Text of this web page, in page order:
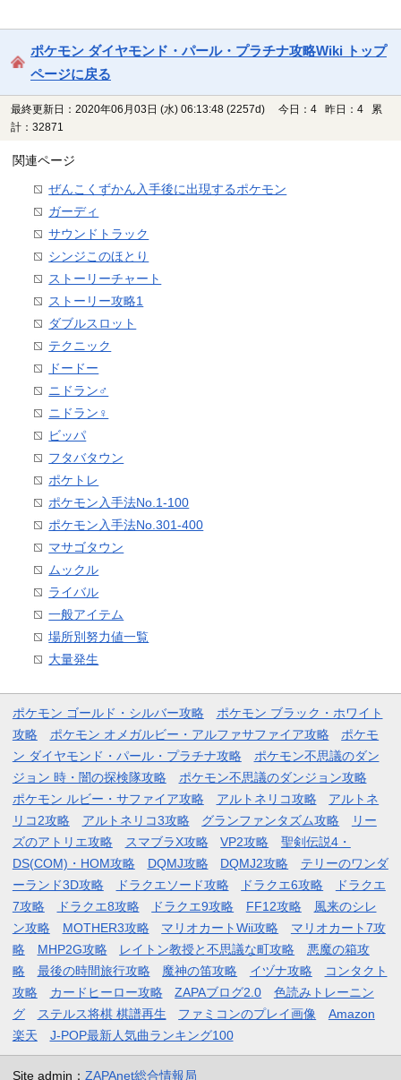
ポケモン ダイヤモンド・パール・プラチナ攻略Wiki トップ
ページに戻る
最終更新日：2020年06月03日 (水) 06:13:48 (2257d)
今日：4 昨日：4 累
計：32871
関連ページ
ぜんこくずかん入手後に出現するポケモン
ガーディ
サウンドトラック
シンジこのほとり
ストーリーチャート
ストーリー攻略1
ダブルスロット
テクニック
ドードー
ニドラン♂
ニドラン♀
ビッパ
フタバタウン
ポケトレ
ポケモン入手法No.1-100
ポケモン入手法No.301-400
マサゴタウン
ムックル
ライバル
一般アイテム
場所別努力値一覧
大量発生
ポケモン ゴールド・シルバー攻略
ポケモン ブラック・ホワイト
攻略
ポケモン オメガルビー・アルファサファイア攻略
ポケモ
ン ダイヤモンド・パール・プラチナ攻略
ポケモン不思議のダン
ジョン 時・闇の探検隊攻略
ポケモン不思議のダンジョン攻略
ポケモン ルビー・サファイア攻略
アルトネリコ攻略
アルトネ
リコ2攻略
アルトネリコ3攻略 グランファンタズム攻略
リー
ズのアトリエ攻略
スマブラX攻略 VP2攻略
聖剣伝説4・
DS(COM)・HOM攻略
DQMJ攻略 DQMJ2攻略
テリーのワンダ
ーランド3D攻略
ドラクエソード攻略 ドラクエ6攻略
ドラクエ
7攻略
ドラクエ8攻略 ドラクエ9攻略 FF12攻略
風来のシレ
ン攻略
MOTHER3攻略 マリオカートWii攻略
マリオカート7攻
略
MHP2G攻略 レイトン教授と不思議な町攻略
悪魔の箱攻
略
最後の時間旅行攻略 魔神の笛攻略 イヅナ攻略
コンタクト
攻略
カードヒーロー攻略 ZAPAブログ2.0
色読みトレーニン
グ
ステルス将棋 棋譜再生 ファミコンのプレイ画像
Amazon
楽天
J-POP最新人気曲ランキング100
Site admin： ZAPAnet総合情報局